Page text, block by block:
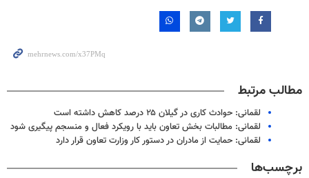
مطالب مرتبط
لقمانی: حوادث کاری در گیلان ۲۵ درصد کاهش داشته است
لقمانی: مطالبات بخش تعاون باید با رویکرد فعال و منسجم پیگیری شود
لقمانی: حمایت از مادران در دستور کار وزارت تعاون قرار دارد
برچسب‌ها